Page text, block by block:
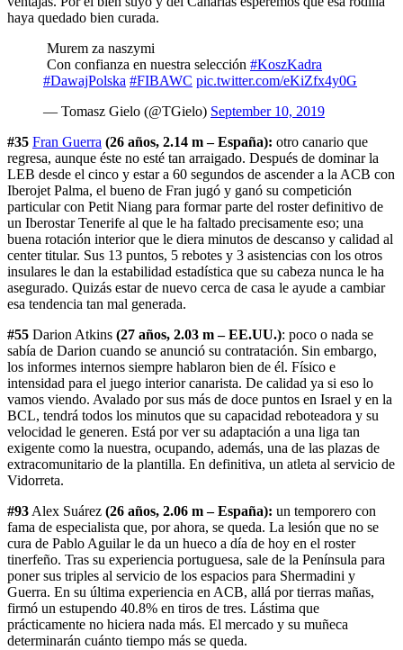
haya quedado bien curada.
Murem za naszymi
Con confianza en nuestra selección #KoszKadra
#DawajPolska #FIBAWC pic.twitter.com/eKiZfx4y0G
— Tomasz Gielo (@TGielo) September 10, 2019
#35 Fran Guerra (26 años, 2.14 m – España): otro canario que
regresa, aunque éste no esté tan arraigado. Después de dominar la
LEB desde el cinco y estar a 60 segundos de ascender a la ACB con
Iberojet Palma, el bueno de Fran jugó y ganó su competición
particular con Petit Niang para formar parte del roster definitivo de
un Iberostar Tenerife al que le ha faltado precisamente eso; una
buena rotación interior que le diera minutos de descanso y calidad al
center titular. Sus 13 puntos, 5 rebotes y 3 asistencias con los otros
insulares le dan la estabilidad estadística que su cabeza nunca le ha
asegurado. Quizás estar de nuevo cerca de casa le ayude a cambiar
esa tendencia tan mal generada.
#55 Darion Atkins (27 años, 2.03 m – EE.UU.): poco o nada se
sabía de Darion cuando se anunció su contratación. Sin embargo,
los informes internos siempre hablaron bien de él. Físico e
intensidad para el juego interior canarista. De calidad ya si eso lo
vamos viendo. Avalado por sus más de doce puntos en Israel y en la
BCL, tendrá todos los minutos que su capacidad reboteadora y su
velocidad le generen. Está por ver su adaptación a una liga tan
exigente como la nuestra, ocupando, además, una de las plazas de
extracomunitario de la plantilla. En definitiva, un atleta al servicio de
Vidorreta.
#93 Alex Suárez (26 años, 2.06 m – España): un temporero con
fama de especialista que, por ahora, se queda. La lesión que no se
cura de Pablo Aguilar le da un hueco a día de hoy en el roster
tinerfeño. Tras su experiencia portuguesa, sale de la Península para
poner sus triples al servicio de los espacios para Shermadini y
Guerra. En su última experiencia en ACB, allá por tierras mañas,
firmó un estupendo 40.8% en tiros de tres. Lástima que
prácticamente no hiciera nada más. El mercado y su muñeca
determinarán cuánto tiempo más se queda.